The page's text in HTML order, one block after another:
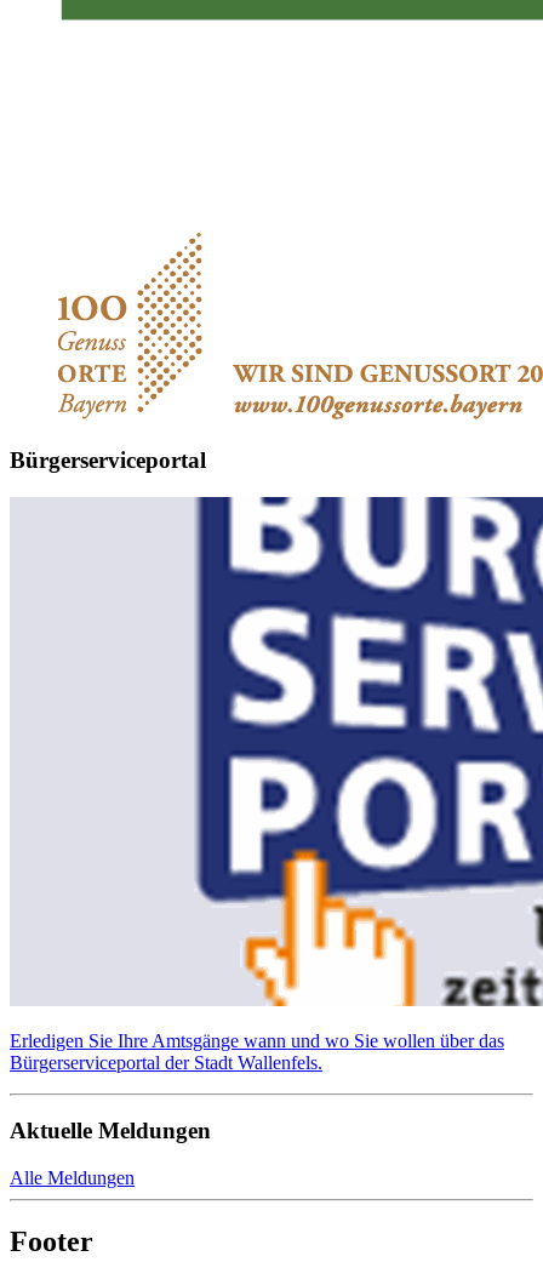
Bürgerserviceportal
Erledigen Sie Ihre Amtsgänge wann und wo Sie wollen über das
Bürgerserviceportal der Stadt Wallenfels.
Aktuelle Meldungen
Alle Meldungen
Footer